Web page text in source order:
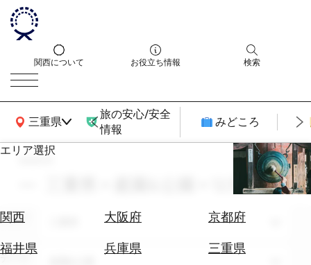
関西について お役立ち情報 検索
三重県
関西広域MAP
旅の安心/安全
情報
みどころ
エリア選択
関西 大阪府
京都府
福井県
兵庫県
三重県
エ
券
search
三重県 × 庭園&公園 × 12月
エリア
テーマ